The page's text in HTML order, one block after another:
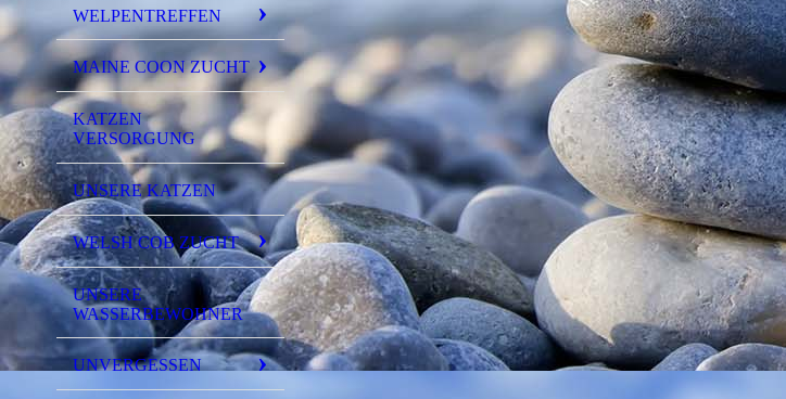
WELPENTREFFEN
MAINE COON ZUCHT
KATZEN
VERSORGUNG
UNSERE KATZEN
WELSH COB ZUCHT
UNSERE
WASSERBEWOHNER
UNVERGESSEN